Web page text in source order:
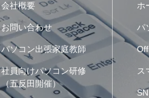
会社概要
お問い合わせ
パソコン出張家庭教師
社員向けパソコン研修
（五反田開催）
ホ
パ
ス